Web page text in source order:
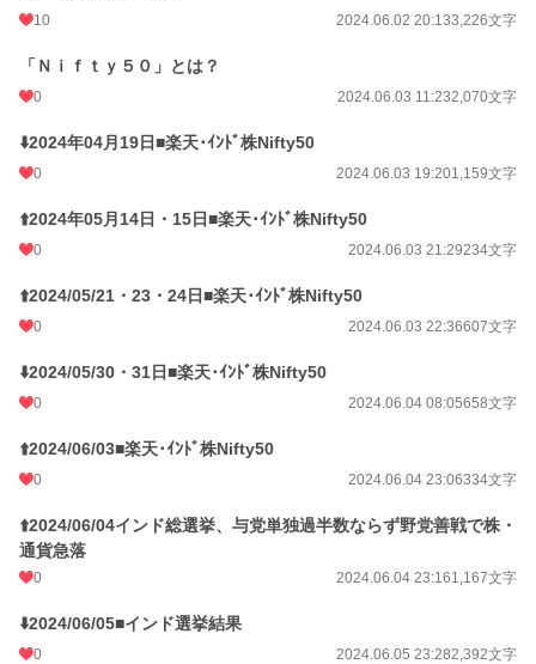
初回公開日時
月間ポイント
年間ポイント 51,527 pt (10,194 位)
累計ポイント
10 2024.06.02 20:133,226文字
「Ｎｉｆｔｙ５０」とは？
0 2024.06.03 11:232,070文字
⬇️2024年04月19日■楽天･ｲﾝﾄﾞ株Nifty50
0 2024.06.03 19:201,159文字
⬆️2024年05月14日・15日■楽天･ｲﾝﾄﾞ株Nifty50
0 2024.06.03 21:29234文字
⬆️2024/05/21・23・24日■楽天･ｲﾝﾄﾞ株Nifty50
0 2024.06.03 22:36607文字
⬇️2024/05/30・31日■楽天･ｲﾝﾄﾞ株Nifty50
0 2024.06.04 08:05658文字
⬆️2024/06/03■楽天･ｲﾝﾄﾞ株Nifty50
0 2024.06.04 23:06334文字
⬆️2024/06/04インド総選挙、与党単独過半数ならず野党善戦で株・
通貨急落
0 2024.06.04 23:161,167文字
⬇️2024/06/05■インド選挙結果
0 2024.06.05 23:282,392文字